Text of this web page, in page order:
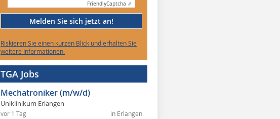
FriendlyCaptcha ⇗
Melden Sie sich jetzt an!
Riskieren Sie einen kurzen Blick und erhalten Sie
weitere Informationen.
TGA Jobs
Mechatroniker (m/w/d)
Uniklinikum Erlangen
in Erlangen
vor 1 Tag